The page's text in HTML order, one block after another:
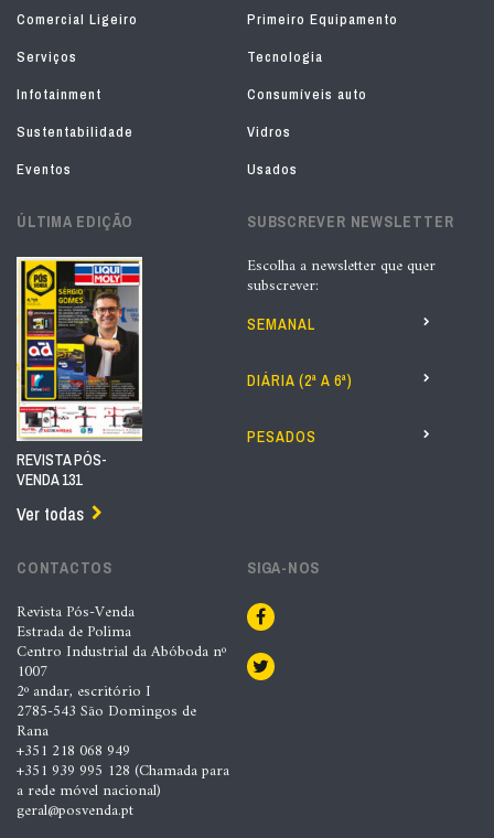
Comercial Ligeiro
Primeiro Equipamento
Serviços
Tecnologia
Infotainment
Consumíveis auto
Sustentabilidade
Vidros
Eventos
Usados
ÚLTIMA EDIÇÃO
REVISTA PÓS-
VENDA 131
Ver todas
SUBSCREVER NEWSLETTER
Escolha a newsletter que quer
subscrever:
SEMANAL
DIÁRIA (2ª A 6ª)
PESADOS
CONTACTOS
Revista Pós-Venda
Estrada de Polima
Centro Industrial da Abóboda nº
1007
2º andar, escritório I
2785-543 São Domingos de
Rana
+351 218 068 949
+351 939 995 128 (Chamada para
a rede móvel nacional)
geral@posvenda.pt
SIGA-NOS